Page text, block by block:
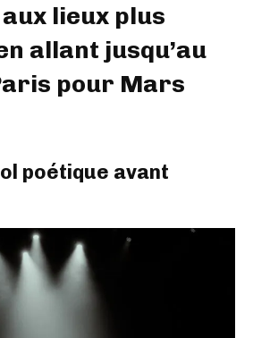
lieux plus
allant jusqu’au
pour Mars
poétique avant